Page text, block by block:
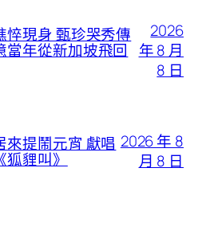
悴現身 甄珍哭秀傳
當年從新加坡飛回
2026
年 8 月
8 日
來提鬧元宵 獻唱
貍叫》
2026 年 8
月 8 日